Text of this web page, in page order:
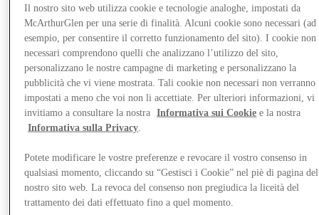
Offerte
Il nostro sito web utilizza cookie e tecnologie analoghe, impostati da
McArthurGlen per una serie di finalità. Alcuni cookie sono necessari (ad
esempio, per consentire il corretto funzionamento del sito). I cookie non
necessari comprendono quelli che analizzano l’utilizzo del sito,
personalizzano le nostre campagne di marketing e personalizzano la
pubblicità che vi viene mostrata. Tali cookie non necessari non verranno
impostati a meno che voi non li accettiate. Per ulteriori informazioni, vi
invitiamo a consultare la nostra
Informativa sui Cookie e la nostra
Informativa sulla Privacy
Potete modificare le vostre preferenze e revocare il vostro consenso in
qualsiasi momento, cliccando su “Gestisci i Cookie” nel piè di pagina del
nostro sito web. La revoca del consenso non pregiudica la liceità del
trattamento dei dati effettuato fino a quel momento.